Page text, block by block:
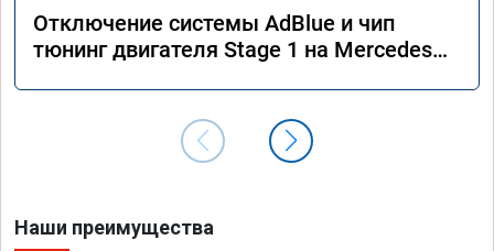
Отключение системы AdBlue и чип
тюнинг двигателя Stage 1 на Mercedes
Наши преимущества